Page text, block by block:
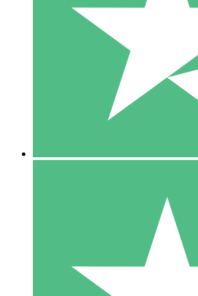
Zahlen Sie nach Bedarf mit
monatliche Verpflichtung
10 00
10 Downloads
20 00